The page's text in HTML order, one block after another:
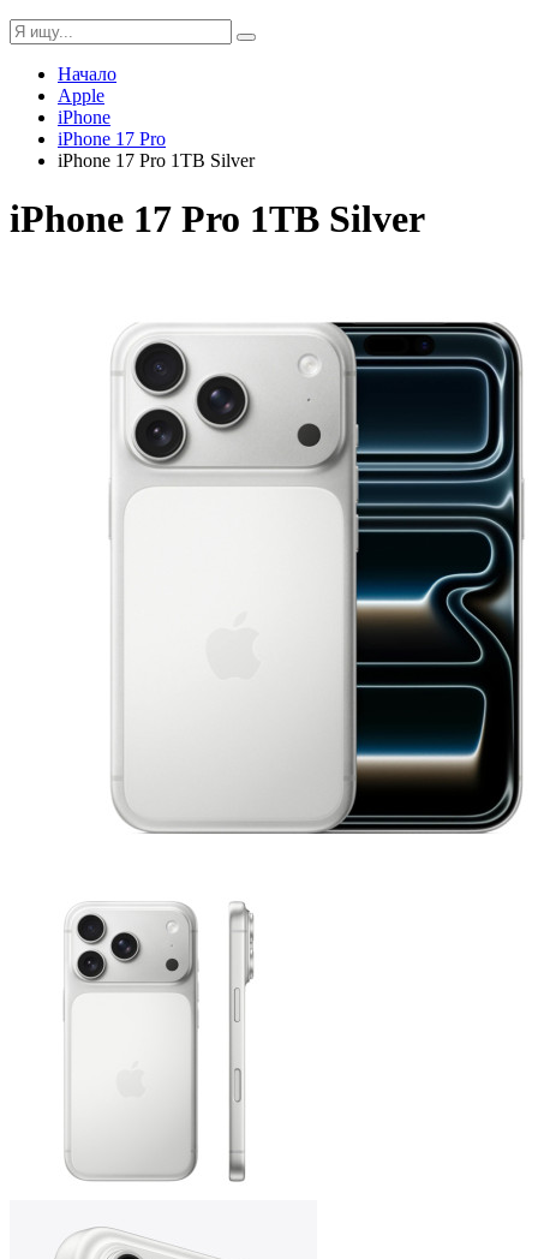
Начало
Apple
iPhone
iPhone 17 Pro
iPhone 17 Pro 1TB Silver
iPhone 17 Pro 1TB Silver